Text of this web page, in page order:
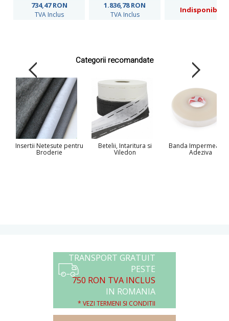
734,47RON
TVA Inclus
1.836,78RON
TVA Inclus
Indisponibil
Categorii recomandate
Insertii Netesute pentru
Broderie
Betelii, Intaritura si
Viledon
Banda
Adeziva
TRANSPORT GRATUIT
PESTE
750 RON TVA INCLUS
IN ROMANIA
* VEZI TERMENI SI CONDITII